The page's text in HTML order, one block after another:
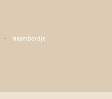
· Naambordje